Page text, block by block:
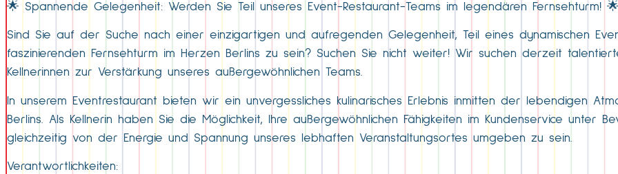
🌟 Spannende Gelegenheit: Werden Sie Teil unseres Event-Restaurant-Teams im legendären Fernsehturm!
Sind Sie auf der Suche nach einer einzigartigen und aufregenden Gelegenheit, Teil eines dynamischen
faszinierenden Fernsehturm im Herzen Berlins zu sein? Suchen Sie nicht weiter! Wir suchen derzeit
Kellnerinnen zur Verstärkung unseres außergewöhnlichen Teams.
In unserem Eventrestaurant bieten wir ein unvergessliches kulinarisches Erlebnis inmitten der lebendigen
Berlins. Als Kellnerin haben Sie die Möglichkeit, Ihre außergewöhnlichen Fähigkeiten im Kundenservice unter
gleichzeitig von der Energie und Spannung unseres lebhaften Veranstaltungsortes umgeben zu sein.
Verantwortlichkeiten: